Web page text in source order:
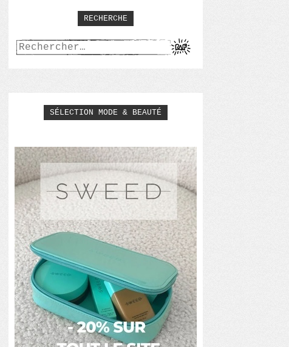
RECHERCHE
Rechercher :
SÉLECTION MODE & BEAUTÉ